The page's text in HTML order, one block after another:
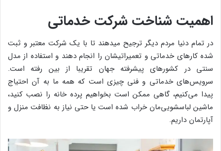
اهمیت شناخت شرکت خدماتی
در تمام دنیا مردم دیگر ترجیح میدهند تا با یک شرکت معتبر و ثبت
شده کارهای خدماتی و تعمیراتیشان را انجام دهند و استفاده از مدل
سنتی در کشورهای پیشرفته جهان تقریبا از بین رفته است.
سرویس‌های خدماتی و فنی چیزی است که همه ما به آن احتیاج
پیدا می‌کنیم، گاهی ممکن است بخواهیم پرده خانه را نصب کنید،
ماشین لباسشویی‌مان خراب شده است یا حتی نیاز به نظافت منزل و
آپارتمان داریم.